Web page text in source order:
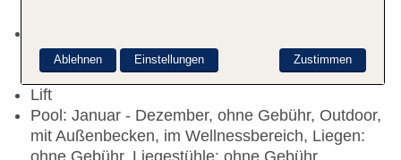
englisch, Geldwechsel möglich, Hotelsafe: ohne
Gebühr
Lift
Pool: Januar - Dezember, ohne Gebühr, Outdoor,
mit Außenbecken, im Wellnessbereich, Liegen:
Zustimmen
Ablehnen Einstellungen